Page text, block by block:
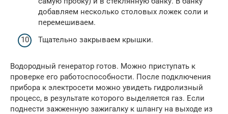
добавляем несколько столовых ложек соли и
перемешиваем.
Тщательно закрываем крышки.
Водородный генератор готов. Можно приступать к
проверке его работоспособности. После подключения
прибора к электросети можно увидеть гидролизный
процесс, в результате которого выделяется газ. Если
поднести зажженную зажигалку к шлангу на выходе из